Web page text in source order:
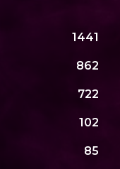
1441
862
722
102
85